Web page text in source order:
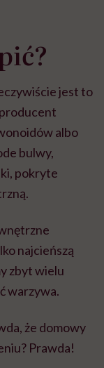
jest to
albo
bulwy,
pokryte
najcieńszą
zbyt wielu
warzywa.
że domowy
Prawda!